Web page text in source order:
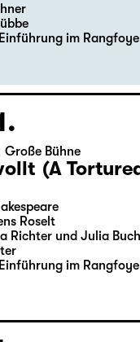
(UA)
Jach
im Rangfoyer
Große Bühne